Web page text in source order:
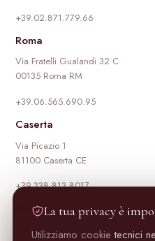
+39.02.871.779.66
Roma
Via Fratelli Gualandi 32 C
00135 Roma RM
+39.06.565.690.95
Caserta
Via Picazio 1
81100 Caserta CE
+39.338.813.8017
Madrid
Calle de Hermosilla 95
La tua privacy è
Utilizziamo cookietecnici